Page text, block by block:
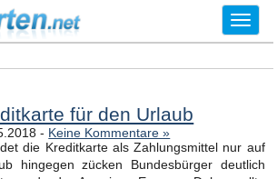
für den Urlaub
- Keine Kommentare »
die Kreditkarte als Zahlungsmittel nur auf
hingegen zücken Bundesbürger deutlich